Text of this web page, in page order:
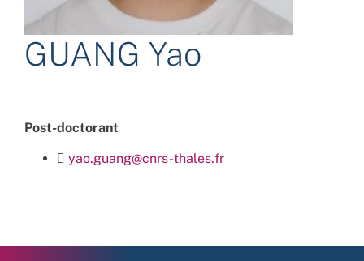
GUANG Yao
Post-doctorant
yao.guang@cnrs-thales.fr